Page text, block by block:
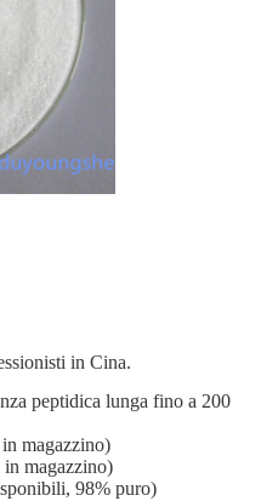
in Cina.
peptidica lunga fino a 200
magazzino)
magazzino)
98% puro)